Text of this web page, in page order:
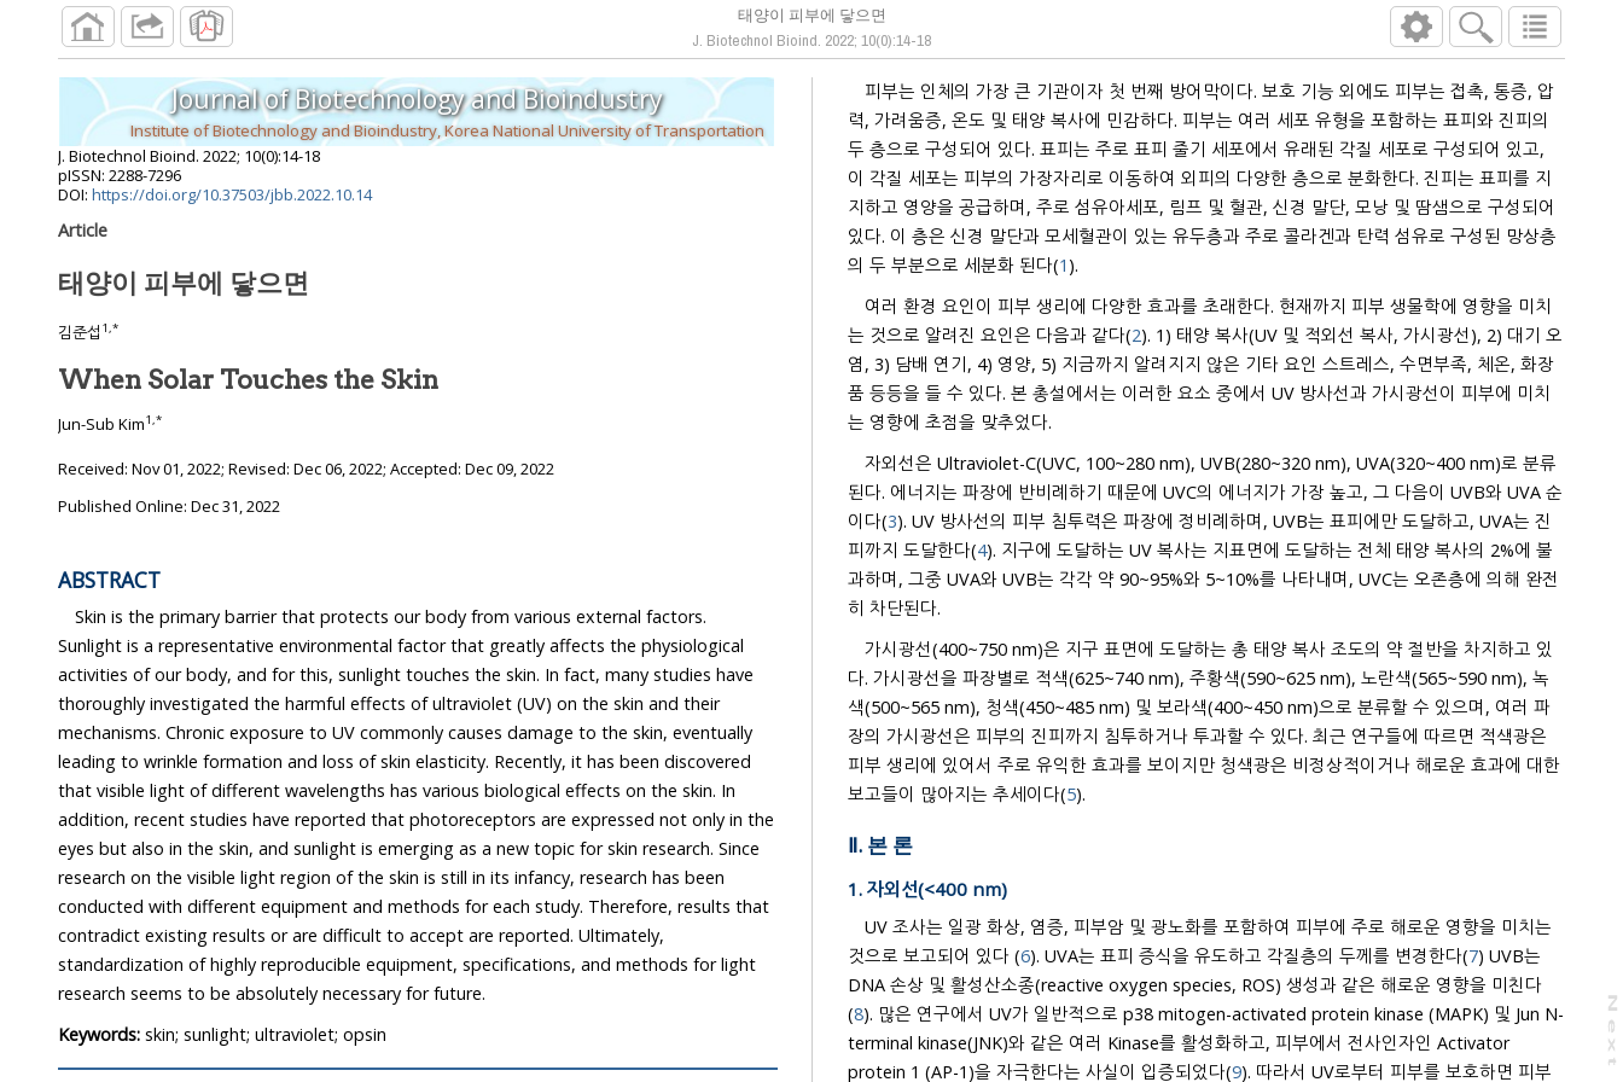
태양이 피부에 닿으면
J. Biotechnol Bioind. 2022; 10(0):14-18
N
e
x
t
a
g
Journal of Biotechnology and Bioindustry
Institute of Biotechnology and Bioindustry, Korea National University of Transportation
J. Biotechnol Bioind. 2022; 10(0):14-18
pISSN: 2288-7296
DOI: https://doi.org/10.37503/jbb.2022.10.14
Article
태양이 피부에 닿으면
김준섭 1,*
When Solar Touches the Skin
Jun-Sub Kim1,*
Received: Nov 01, 2022; Revised: Dec 06, 2022; Accepted: Dec 09, 2022
Published Online: Dec 31, 2022
ABSTRACT
Skin is the primary barrier that protects our body from various external factors.
Sunlight is a representative environmental factor that greatly affects the physiological
activities of our body, and for this, sunlight touches the skin. In fact, many studies have
thoroughly investigated the harmful effects of ultraviolet (UV) on the skin and their
mechanisms. Chronic exposure to UV commonly causes damage to the skin, eventually
leading to wrinkle formation and loss of skin elasticity. Recently, it has been discovered
that visible light of different wavelengths has various biological effects on the skin. In
addition, recent studies have reported that photoreceptors are expressed not only in the
eyes but also in the skin, and sunlight is emerging as a new topic for skin research. Since
research on the visible light region of the skin is still in its infancy, research has been
conducted with different equipment and methods for each study. Therefore, results that
contradict existing results or are difficult to accept are reported. Ultimately,
standardization of highly reproducible equipment, specifications, and methods for light
research seems to be absolutely necessary for future.
Keywords: skin; sunlight; ultraviolet; opsin
피부는 인체의 가장 큰 기관이자 첫 번째 방어막이다. 보호 기능 외에도 피부는 접촉, 통증, 압
력, 가려움증, 온도 및 태양 복사에 민감하다. 피부는 여러 세포 유형을 포함하는 표피와 진피의
두 층으로 구성되어 있다. 표피는 주로 표피 줄기 세포에서 유래된 각질 세포로 구성되어 있고,
이 각질 세포는 피부의 가장자리로 이동하여 외피의 다양한 층으로 분화한다. 진피는 표피를 지
지하고 영양을 공급하며, 주로 섬유아세포, 림프 및 혈관, 신경 말단, 모낭 및 땀샘으로 구성되어
있다. 이 층은 신경 말단과 모세혈관이 있는 유두층과 주로 콜라겐과 탄력 섬유로 구성된 망상층
의 두 부분으로 세분화 된다(1 ).
여러 환경 요인이 피부 생리에 다양한 효과를 초래한다. 현재까지 피부 생물학에 영향을 미치
는 것으로 알려진 요인은 다음과 같다(2). 1) 태양 복사(UV 및 적외선 복사, 가시광선), 2) 대기 오
염, 3) 담배 연기, 4) 영양, 5) 지금까지 알려지지 않은 기타 요인 스트레스, 수면부족, 체온, 화장
품 등등을 들 수 있다. 본 총설에서는 이러한 요소 중에서 UV 방사선과 가시광선이 피부에 미치
는 영향에 초점을 맞추었다.
자외선은 Ultraviolet-C(UVC, 100~280 nm), UVB(280~320 nm), UVA(320~400 nm)로 분류
된다. 에너지는 파장에 반비례하기 때문에 UVC의 에너지가 가장 높고, 그 다음이 UVB와 UVA 순
이다(3). UV 방사선의 피부 침투력은 파장에 정비례하며, UVB는 표피에만 도달하고, UVA는 진
피까지 도달한다(4). 지구에 도달하는 UV 복사는 지표면에 도달하는 전체 태양 복사의 2%에 불
과하며, 그중 UVA와 UVB는 각각 약 90~95%와 5~10%를 나타내며, UVC는 오존층에 의해 완전
히 차단된다.
가시광선(400~750 nm)은 지구 표면에 도달하는 총 태양 복사 조도의 약 절반을 차지하고 있
다. 가시광선을 파장별로 적색(625~740 nm), 주황색(590~625 nm), 노란색(565~590 nm), 녹
색(500~565 nm), 청색(450~485 nm) 및 보라색(400~450 nm)으로 분류할 수 있으며, 여러 파
장의 가시광선은 피부의 진피까지 침투하거나 투과할 수 있다. 최근 연구들에 따르면 적색광은
피부 생리에 있어서 주로 유익한 효과를 보이지만 청색광은 비정상적이거나 해로운 효과에 대한
보고들이 많아지는 추세이다(5).
Ⅱ. 본 론
1. 자외선(<400 nm)
UV 조사는 일광 화상, 염증, 피부암 및 광노화를 포함하여 피부에 주로 해로운 영향을 미치는
것으로 보고되어 있다 (6). UVA는 표피 증식을 유도하고 각질층의 두께를 변경한다(7) UVB는
DNA 손상 및 활성산소종(reactive oxygen species, ROS) 생성과 같은 해로운 영향을 미친다
(8). 많은 연구에서 UV가 일반적으로 p38 mitogen-activated protein kinase (MAPK) 및 Jun N-
terminal kinase(JNK)와 같은 여러 Kinase를 활성화하고, 피부에서 전사인자인 Activator
protein 1 (AP-1)을 자극한다는 사실이 입증되었다(9). 따라서 UV로부터 피부를 보호하면 피부